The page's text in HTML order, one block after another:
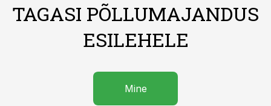
TAGASI PÕLLUMAJANDUS
ESILEHELE
Mine